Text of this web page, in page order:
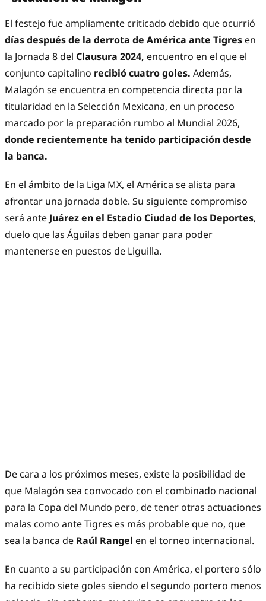
El festejo fue ampliamente criticado debido que ocurrió
días después de la derrota de América ante Tigres en
la Jornada 8 del Clausura 2024, encuentro en el que el
conjunto capitalino recibió cuatro goles. Además,
Malagón se encuentra en competencia directa por la
titularidad en la Selección Mexicana, en un proceso
marcado por la preparación rumbo al Mundial 2026,
donde recientemente ha tenido participación desde
la banca.
En el ámbito de la Liga MX, el América se alista para
afrontar una jornada doble. Su siguiente compromiso
será ante Juárez en el Estadio Ciudad de los Deportes,
duelo que las Águilas deben ganar para poder
mantenerse en puestos de Liguilla.
De cara a los próximos meses, existe la posibilidad de
que Malagón sea convocado con el combinado nacional
para la Copa del Mundo pero, de tener otras actuaciones
malas como ante Tigres es más probable que no, que
sea la banca de Raúl Rangel en el torneo internacional.
En cuanto a su participación con América, el portero sólo
ha recibido siete goles siendo el segundo portero menos